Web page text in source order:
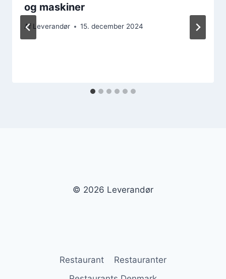
og maskiner
Af Leverandør 15. december 2024
© 2026 Leverandør
Restaurant
Restauranter